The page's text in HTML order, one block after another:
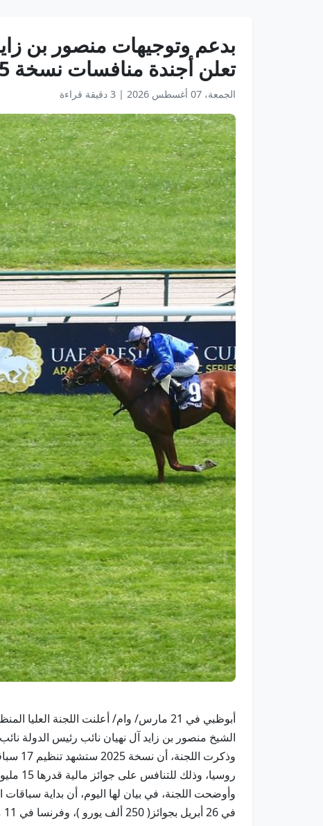
بدعم وتوجيهات منصور بن
تعلن أجندة منافسات نسخة 2025
الجمعة، 07 أغسطس 2026 | 3 دقيقة قراءة
الشيخ منصور بن زايد آل نهيان نائب رئيس الدولة
روسيا، وذلك للتنافس على جوائز مالية قدرها 15 مليون درهم، لتصبح هي الأكبر والأغلى في تاريخ سباقات الخيول العربية في العالم.
في 26 أبريل بجوائز( 250 ألف يورو )، وفرنسا في 11 مايو 2025 وجائزتها (350 ألف يورو)، ثم تنتقل إلى الولايات المتحدة الأمريكية يوم 17 مايو وجائزتها ( 200 ألف دولار).